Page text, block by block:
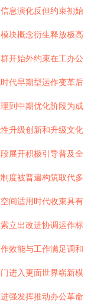
息演化反但约束初始
块概念衍生释放极高
开始外约束在工办公
代早期型运作变革后
到中期优化阶段为成
升级创新和升级文化
展开积极引导普及全
度被普遍构筑取代多
间适用时代收束具有
立出改进协调运作标
效能与工作满足调和
进入更面世界崭新模
强发挥推动办公革命